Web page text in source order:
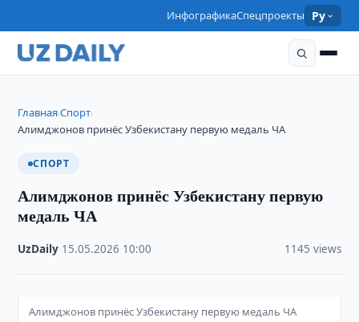
ИнфографикаСпецпроекты Ру
Главная›Спорт›
Алимджонов принёс Узбекистану первую медаль ЧА
СПОРТ
Алимджонов принёс Узбекистану первую
медаль ЧА
UzDaily 15.05.2026 10:00 1145 views
Алимджонов принёс Узбекистану первую медаль ЧА